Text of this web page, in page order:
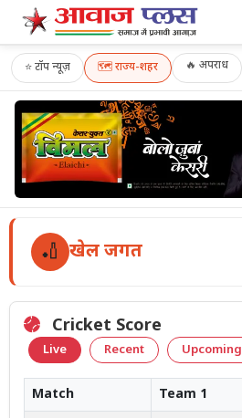
⭐टॉप न्यूज़ 🗺️राज्य-शहर 🔥 अपराध
🏏 खेल जगत
Cricket Score
Live Recent Upcoming
Match Team 1